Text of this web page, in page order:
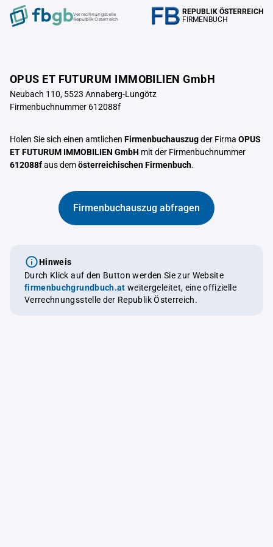
Verrechnungstelle
Republik Österreich
REPUBLIK ÖSTERREICH
FIRMENBUCH
OPUS ET FUTURUM IMMOBILIEN GmbH
Neubach 110, 5523 Annaberg-Lungötz
Firmenbuchnummer 612088f
Holen Sie sich einen amtlichen Firmenbuchauszugder Firma OPUS
ET FUTURUM IMMOBILIEN GmbH mit der Firmenbuchnummer
612088faus demösterreichischen Firmenbuch.
Firmenbuchauszug abfragen
Hinweis
Durch Klick auf den Button werden Sie zur Website
firmenbuchgrundbuch.at weitergeleitet, eine offizielle
Verrechnungsstelle der Republik Österreich.